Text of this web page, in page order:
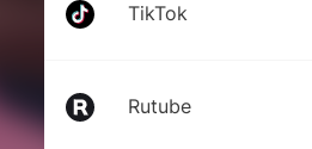
TikTok
Rutube